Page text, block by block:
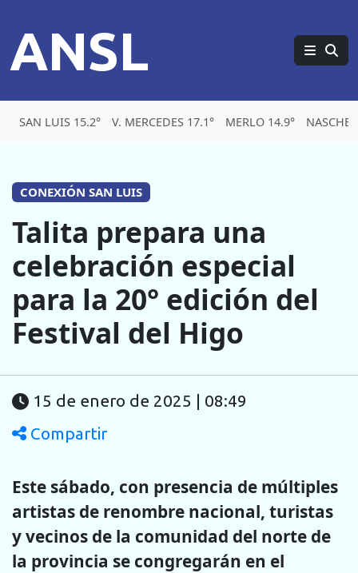
ANSL
SAN LUIS 15.2° V. MERCEDES 17.1° MERLO 14.9°
CONEXIÓN SAN LUIS
Talita prepara una
celebración especial
para la 20° edición del
Festival del Higo
15 de enero de 2025 | 08:49
Compartir
Este sábado, con presencia de múltiples
artistas de renombre nacional, turistas
y vecinos de la comunidad del norte de
la provincia se congregarán en el